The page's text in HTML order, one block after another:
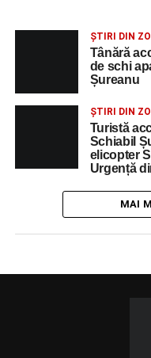
ȘTIRI DIN
Tânără
de schi
Șureanu
ȘTIRI DIN
Turistă
Schiabil
elicopter
Urgență
MAI